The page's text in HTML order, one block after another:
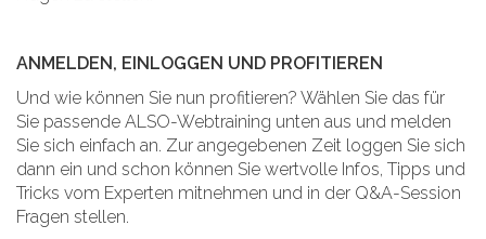
ANMELDEN, EINLOGGEN UND PROFITIEREN
Und wie können Sie nun profitieren? Wählen Sie das für
Sie passende ALSO-Webtraining unten aus und melden
Sie sich einfach an. Zur angegebenen Zeit loggen Sie sich
dann ein und schon können Sie wertvolle Infos, Tipps und
Tricks vom Experten mitnehmen und in der Q&A-Session
Fragen stellen.